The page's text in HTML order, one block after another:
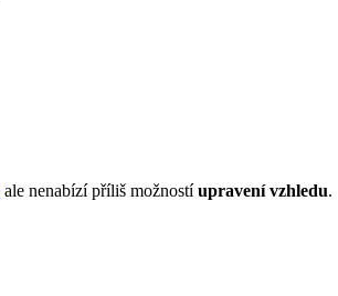
ale nenabízí příliš možnostíupravení vzhledu.